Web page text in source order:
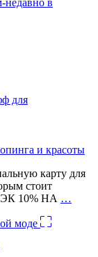
недавно в
и красоты
карту для
стоит
10% НА …